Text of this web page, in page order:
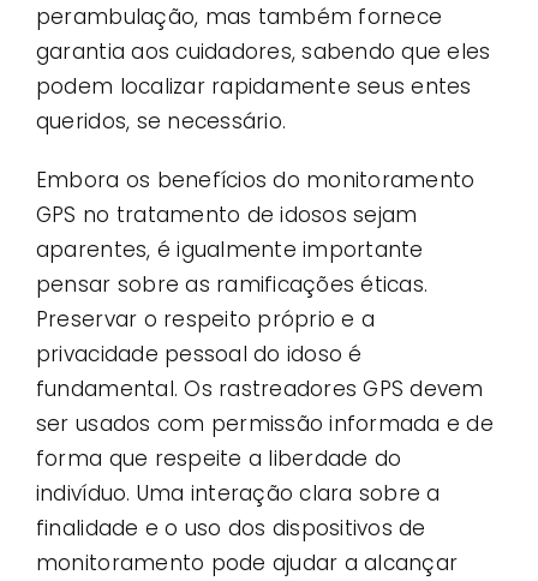
perambulação, mas também fornece
garantia aos cuidadores, sabendo que eles
podem localizar rapidamente seus entes
queridos, se necessário.
Embora os benefícios do monitoramento
GPS no tratamento de idosos sejam
aparentes, é igualmente importante
pensar sobre as ramificações éticas.
Preservar o respeito próprio e a
privacidade pessoal do idoso é
fundamental. Os rastreadores GPS devem
ser usados ​​com permissão informada e de
forma que respeite a liberdade do
indivíduo. Uma interação clara sobre a
finalidade e o uso dos dispositivos de
monitoramento pode ajudar a alcançar